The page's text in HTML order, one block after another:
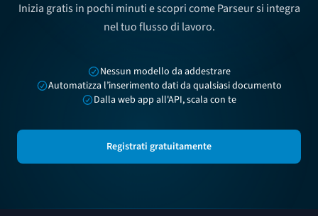
Inizia gratis in pochi minuti e scopri come Parseur si integra
nel tuo flusso di lavoro.
Nessun modello da addestrare
Automatizza l’inserimento dati da qualsiasi documento
Dalla web app all'API, scala con te
Registrati gratuitamente